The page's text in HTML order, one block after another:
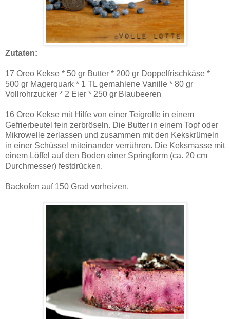
Zutaten:
17 Oreo Kekse * 50 gr Butter * 200 gr Doppelfrischkäse *
500 gr Magerquark * 1 TL gemahlene Vanille * 80 gr
Vollrohrzucker * 2 Eier * 250 gr Blaubeeren
16 Oreo Kekse mit Hilfe von einer Teigrolle in einem
Gefrierbeutel fein zerbröseln. Die Butter in einem Topf oder
Mikrowelle zerlassen und zusammen mit den Kekskrümeln
in einer Schüssel miteinander verrühren. Die Keksmasse mit
einem Löffel auf den Boden einer Springform (ca. 20 cm
Durchmesser) festdrücken.
Backofen auf 150 Grad vorheizen.